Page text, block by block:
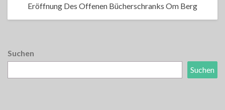
Eröffnung Des Offenen Bücherschranks Om Berg
Suchen
Suchen